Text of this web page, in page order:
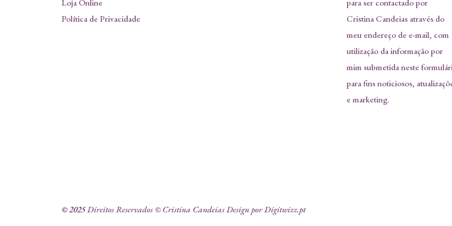
Loja Online
Política de Privacidade
para ser contactado por
Cristina Candeias através do
meu endereço de e-mail, com
utilização da informação por
mim submetida neste
para fins noticiosos,
e marketing.
© 2025Direitos Reservados © Cristina Candeias Design por Digitwizz.pt